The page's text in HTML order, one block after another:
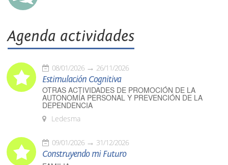
Agenda actividades
08/01/2026 26/11/2026
Estimulación Cognitiva
OTRAS ACTIVIDADES DE PROMOCIÓN DE LA
AUTONOMÍA PERSONAL Y PREVENCIÓN DE LA
DEPENDENCIA
Ledesma
09/01/2026 31/12/2026
Construyendo mi Futuro